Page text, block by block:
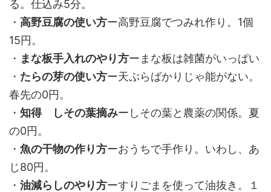
る。仕込み5分。
・ 高野豆腐の使い方ー高野豆腐でつみれ作り。1個
15円。
・ まな板手入れのやり方ーまな板は雑菌がいっぱい
・ たらの芽の使い方ー天ぷらばかりじゃ能がない。
春先の0円。
・ 知得 しその葉摘みーしその葉と農薬の関係。夏
の0円。
・ 魚の干物の作り方ーおうちで手作り。いわし、あ
じ80円。
・ 油減らしのやり方ーすりごまを使って油抜き。１